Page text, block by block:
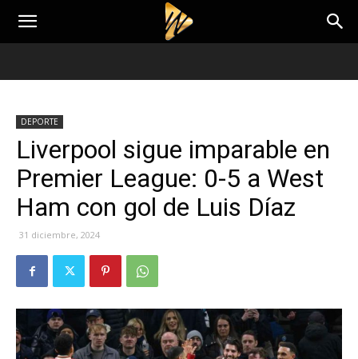
DEPORTE
Liverpool sigue imparable en
Premier League: 0-5 a West
Ham con gol de Luis Díaz
31 diciembre, 2024